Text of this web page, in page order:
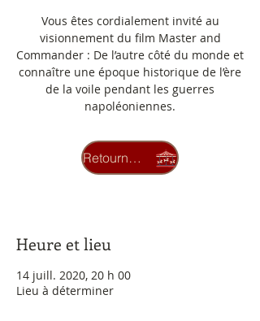
Vous êtes cordialement invité au
visionnement du film Master and
Commander : De l’autre côté du monde et
connaître une époque historique de l’ère
de la voile pendant les guerres
napoléoniennes.
Les inscriptions sont closes
Voir autres événements
Heure et lieu
14 juill. 2020, 20 h 00
Lieu à déterminer
Retourner au carrousel